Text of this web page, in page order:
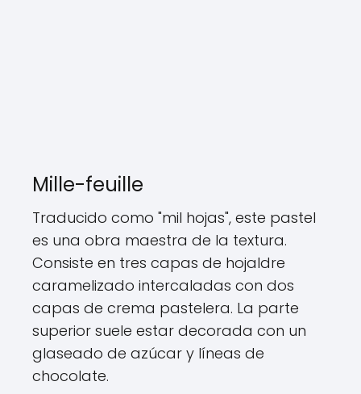
Mille-feuille
Traducido como "mil hojas", este pastel
es una obra maestra de la textura.
Consiste en tres capas de hojaldre
caramelizado intercaladas con dos
capas de crema pastelera. La parte
superior suele estar decorada con un
glaseado de azúcar y líneas de
chocolate.